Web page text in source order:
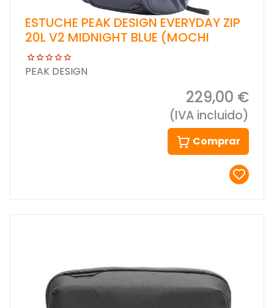
ESTUCHE PEAK DESIGN EVERYDAY ZIP
20L V2 MIDNIGHT BLUE (MOCHI
PEAK DESIGN
229,00 €
(IVA incluido)
Comprar